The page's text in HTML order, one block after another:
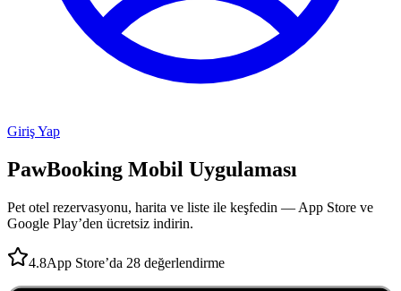
Giriş Yap
PawBooking Mobil Uygulaması
Pet otel rezervasyonu, harita ve liste ile keşfedin — App Store ve
Google Play’den ücretsiz indirin.
4.8App Store’da 28 değerlendirme